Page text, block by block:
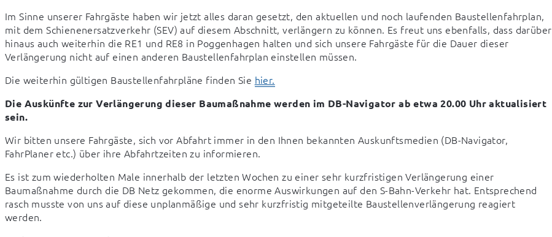
Im Sinne unserer Fahrgäste haben wir jetzt alles daran gesetzt, den aktuellen und noch laufenden Baustellenfahrplan,
mit dem Schienenersatzverkehr (SEV) auf diesem Abschnitt, verlängern zu können. Es freut uns ebenfalls, dass darüber
hinaus auch weiterhin die RE1 und RE8 in Poggenhagen halten und sich unsere Fahrgäste für die Dauer dieser
Verlängerung nicht auf einen anderen Baustellenfahrplan einstellen müssen.
Die weiterhin gültigen Baustellenfahrpläne finden Sie hier.
Die Auskünfte zur Verlängerung dieser Baumaßnahme werden im DB-Navigator ab etwa 20.00 Uhr aktualisiert
sein.
Wir bitten unsere Fahrgäste, sich vor Abfahrt immer in den Ihnen bekannten Auskunftsmedien (DB-Navigator,
FahrPlaner etc.) über ihre Abfahrtzeiten zu informieren.
Es ist zum wiederholten Male innerhalb der letzten Wochen zu einer sehr kurzfristigen Verlängerung einer
Baumaßnahme durch die DB Netz gekommen, die enorme Auswirkungen auf den S-Bahn-Verkehr hat. Entsprechend
rasch musste von uns auf diese unplanmäßige und sehr kurzfristig mitgeteilte Baustellenverlängerung reagiert
werden.